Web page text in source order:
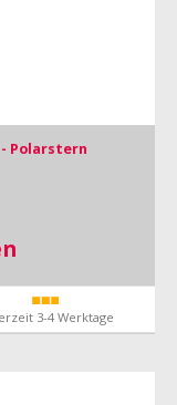
- Polarstern
3-4 Werktage